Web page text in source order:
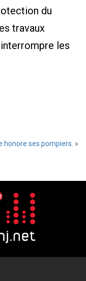
du
travaux
les
honore ses pompiers. »